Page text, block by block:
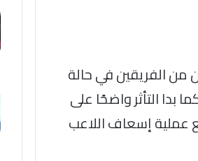
من الفريقين في حالة
التأثر واضحًا على
عملية إسعاف اللاعب